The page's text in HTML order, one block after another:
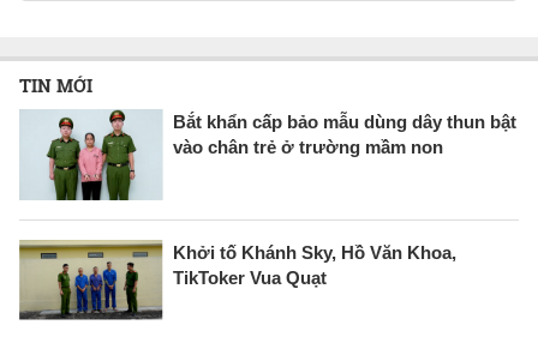
TIN MỚI
Bắt khẩn cấp bảo mẫu dùng dây thun bật
vào chân trẻ ở trường mầm non
Khởi tố Khánh Sky, Hồ Văn Khoa,
TikToker Vua Quạt